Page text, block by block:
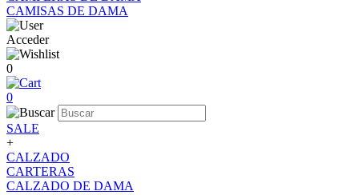
CAMISAS DE DAMA
Acceder
0
0
SALE
+
CALZADO
CARTERAS
CALZADO DE DAMA